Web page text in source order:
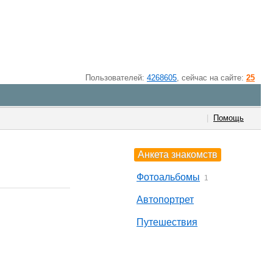
Пользователей: 4268605, cейчас на сайте: 25
Помощь
Анкета знакомств
Фотоальбомы 1
Автопортрет
Путешествия